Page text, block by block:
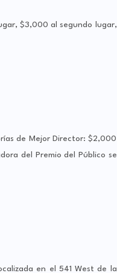
$3,000 al segundo lugar,
de Mejor Director: $2,000
del Premio del Público se
en el 541 West de la